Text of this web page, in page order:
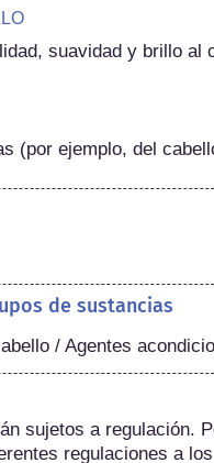
suavidad y brillo al
(por ejemplo, del
de sustancias
/ Agentes
sujetos a regulación.
regulaciones a